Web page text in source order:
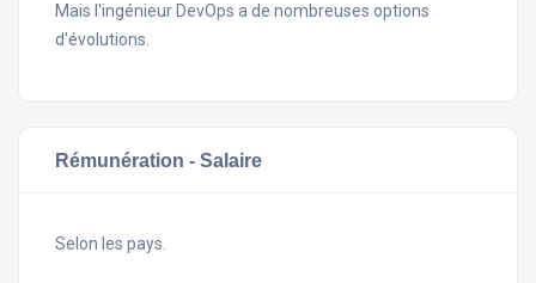
Mais l'ingénieur DevOps a de nombreuses options
d'évolutions.
Rémunération - Salaire
Selon les pays.